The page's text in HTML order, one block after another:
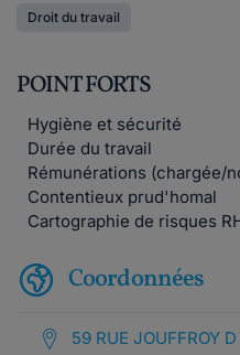
Droit du travail
POINT FORTS
Hygiène et sécurité
Durée du travail
Rémunérations (chargée/
Contentieux prud'homal
Cartographie de risques
Coordonnées
59 RUE JOUFFROY